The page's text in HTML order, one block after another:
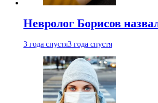
Невролог Борисов
3 года спустя3 года спустя